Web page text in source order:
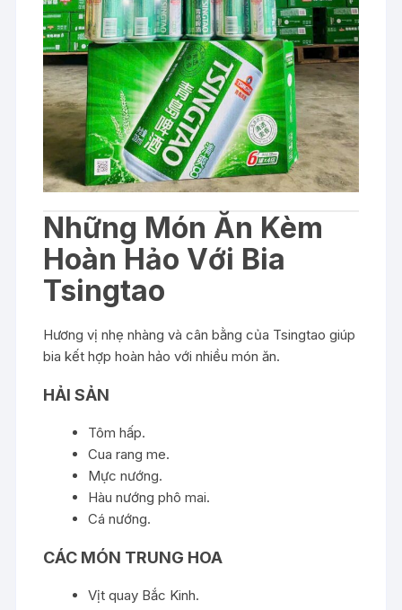
Những Món Ăn Kèm
Hoàn Hảo Với Bia
Tsingtao
Hương vị nhẹ nhàng và cân bằng của Tsingtao giúp
bia kết hợp hoàn hảo với nhiều món ăn.
HẢI SẢN
Tôm hấp.
Cua rang me.
Mực nướng.
Hàu nướng phô mai.
Cá nướng.
CÁC MÓN TRUNG HOA
Vịt quay Bắc Kinh.